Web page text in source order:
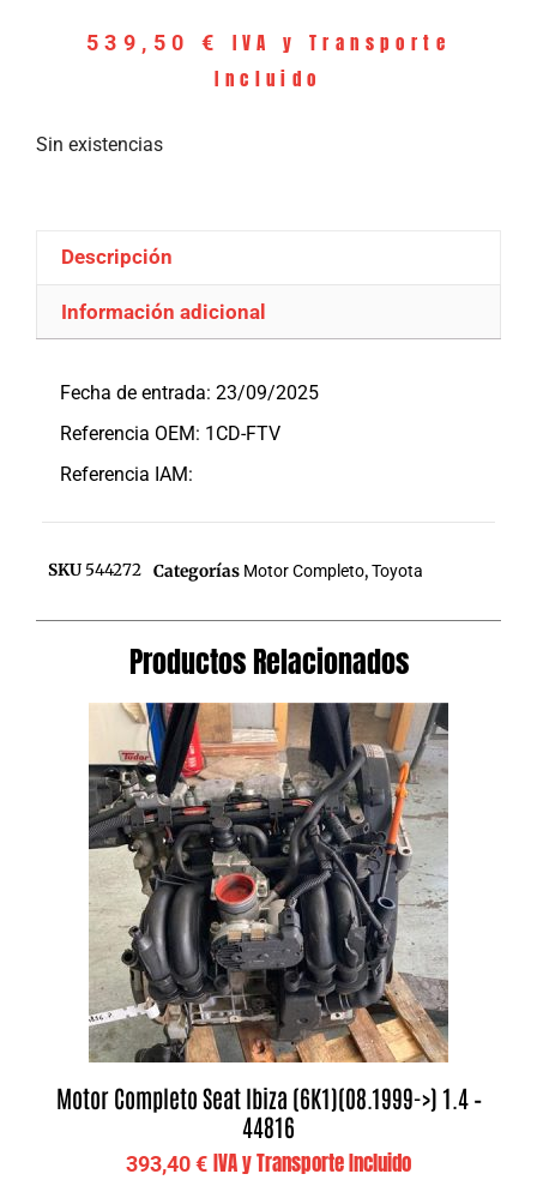
539,50 €
IVA y Transporte
Incluido
Sin existencias
Descripción
Información adicional
Fecha de entrada: 23/09/2025
Referencia OEM: 1CD-FTV
Referencia IAM:
SKU 544272 Categorías Motor Completo,Toyota
Productos Relacionados
Motor Completo Seat Ibiza (6K1)(08.1999->) 1.4 –
44816
393,40€ IVA y Transporte Incluido